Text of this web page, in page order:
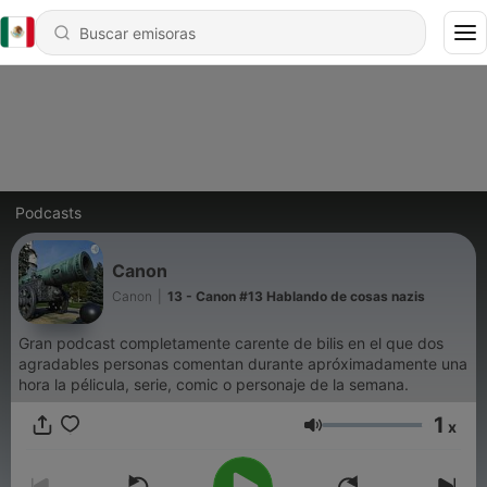
Podcasts
Canon
Canon 13 - Canon #13 Hablando de cosas nazis
Gran podcast completamente carente de bilis en el que dos
agradables personas comentan durante apróximadamente una
hora la pélicula, serie, comic o personaje de la semana.
Volumen 1 x